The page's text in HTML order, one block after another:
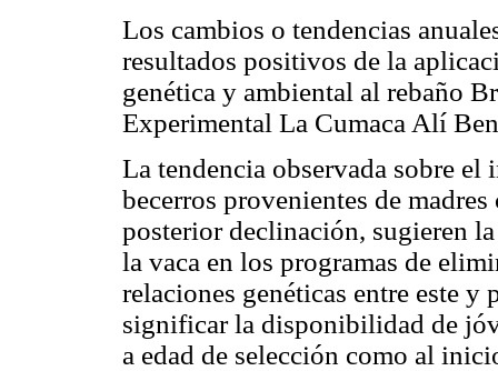
Los cambios o tendencias
resultados positivos de la
genética y ambiental al rebaño
Experimental La Cumaca Alí
La tendencia observada sobre el
becerros provenientes de
posterior declinación, sugieren
la vaca en los programas de
relaciones genéticas entre este y
significar la disponibilidad de
a edad de selección como al